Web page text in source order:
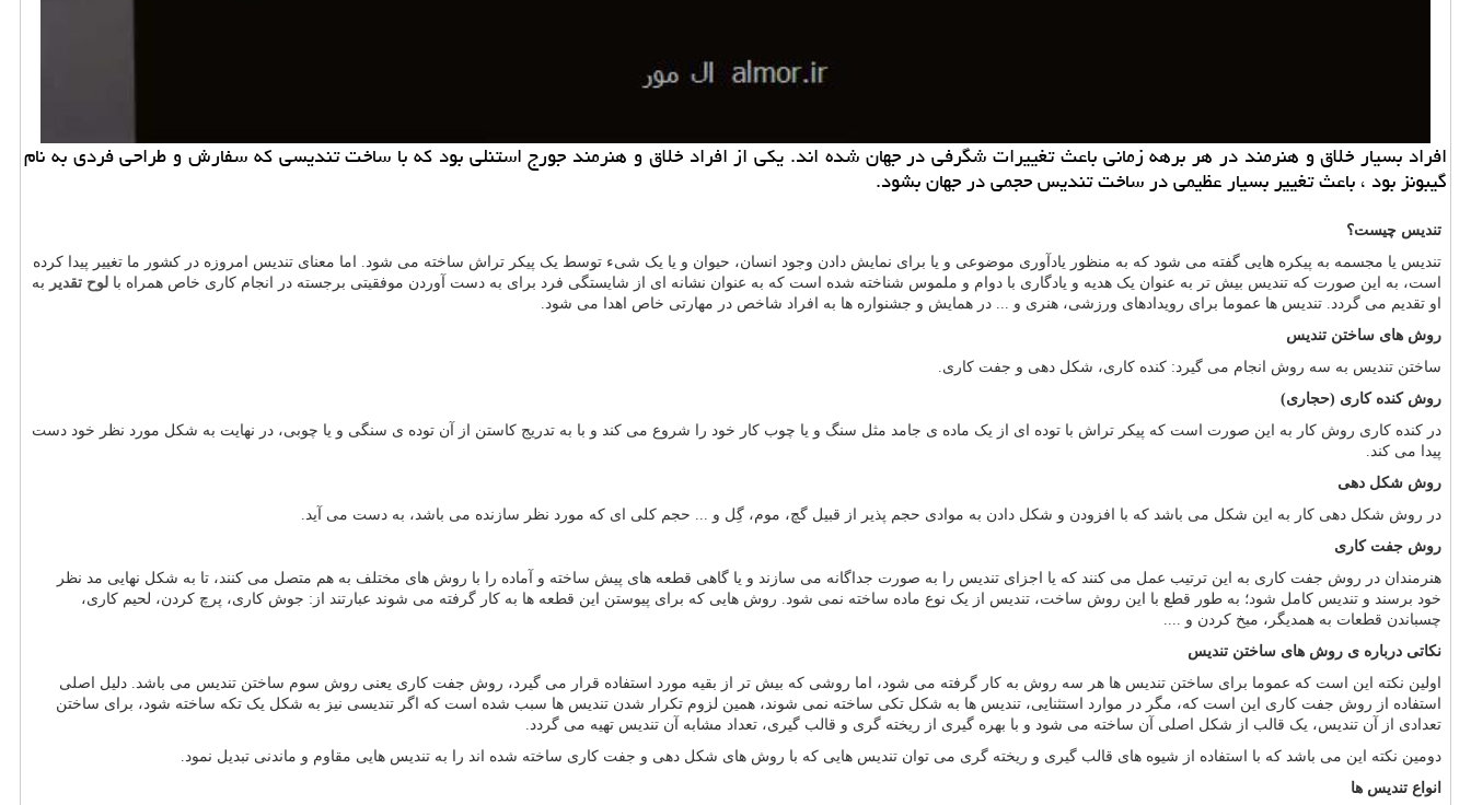
افراد بسیار خلاق و هنرمند در هر برهه زمانی باعث تغییرات شگرفی در جهان شده اند. یكی از افراد خلاق و هنرمند جورج استنلی بود كه با ساخت تندیسی كه سفارش و طراحی فردی به نام
گیبونز بود ، باعث تغییر بسیار عظیمی در ساخت تندیس حجمی در جهان بشود.
تندیس چیست؟
تندیس یا مجسمه به پیکره هایی گفته می شود که به منظور یادآوری موضوعی و یا برای نمایش دادن وجود انسان، حیوان و یا یک شیء توسط یک پیکر تراش ساخته می شود. اما معنای تندیس امروزه در کشور ما تغییر پیدا کرده
است، به این صورت که تندیس بیش تر به عنوان یک هدیه و یادگاری با دوام و ملموس شناخته شده است که به عنوان نشانه ای از شایستگی فرد برای به دست آوردن موفقیتی برجسته در انجام کاری خاص همراه با لوح تقدیر به
او تقدیم می گردد. تندیس ها عموما برای رویدادهای ورزشی، هنری و ... در همایش و جشنواره ها به افراد شاخص در مهارتی خاص اهدا می شود.
روش های ساختن تندیس
ساختن تندیس به سه روش انجام می گیرد: کنده کاری، شکل دهی و جفت کاری.
روش کنده کاری (حجاری)
در کنده کاری روش کار به این صورت است که پیکر تراش با توده ای از یک ماده ی جامد مثل سنگ و یا چوب کار خود را شروع می کند و با به تدریج کاستن از آن توده ی سنگی و یا چوبی، در نهایت به شکل مورد نظر خود دست
پیدا می کند.
روش شکل دهی
در روش شکل دهی کار به این شکل می باشد که با افزودن و شکل دادن به موادی حجم پذیر از قبیل گچ، موم، گِل و ... حجم کلی ای که مورد نظر سازنده می باشد، به دست می آید.
روش جفت کاری
هنرمندان در روش جفت کاری به این ترتیب عمل می کنند که یا اجزای تندیس را به صورت جداگانه می سازند و یا گاهی قطعه های پیش ساخته و آماده را با روش های مختلف به هم متصل می کنند، تا به شکل نهایی مد نظر
خود برسند و تندیس کامل شود؛ به طور قطع با این روش ساخت، تندیس از یک نوع ماده ساخته نمی شود. روش هایی که برای پیوستن این قطعه ها به کار گرفته می شوند عبارتند از: جوش کاری، پرچ کردن، لحیم کاری،
چسباندن قطعات به همدیگر، میخ کردن و ....
نکاتی درباره ی روش های ساختن تندیس
اولین نکته این است که عموما برای ساختن تندیس ها هر سه روش به کار گرفته می شود، اما روشی که بیش تر از بقیه مورد استفاده قرار می گیرد، روش جفت کاری یعنی روش سوم ساختن تندیس می باشد. دلیل اصلی
استفاده از روش جفت کاری این است که، مگر در موارد استثنایی، تندیس ها به شکل تکی ساخته نمی شوند، همین لزوم تکرار شدن تندیس ها سبب شده است که اگر تندیسی نیز به شکل یک تکه ساخته شود، برای ساختن
تعدادی از آن تندیس، یک قالب از شکل اصلی آن ساخته می شود و با بهره گیری از ریخته گری و قالب گیری، تعداد مشابه آن تندیس تهیه می گردد.
دومین نکته این می باشد که با استفاده از شیوه های قالب گیری و ریخته گری می توان تندیس هایی که با روش های شکل دهی و جفت کاری ساخته شده اند را به تندیس هایی مقاوم و ماندنی تبدیل نمود.
انواع تندیس ها